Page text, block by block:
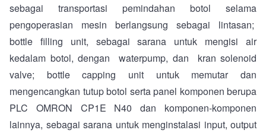
sebagai transportasi pemindahan botol selama
pengoperasian mesin berlangsung sebagai lintasan;
bottle filling unit, sebagai sarana untuk mengisi air
kedalam botol, dengan waterpump, dan kran solenoid
valve; bottle capping unit untuk memutar dan
mengencangkan tutup botol serta panel komponen berupa
PLC OMRON CP1E N40 dan komponen-komponen
lainnya, sebagai sarana untuk menginstalasi input, output